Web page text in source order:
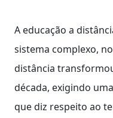
A educação a
sistema complexo,
distância
década, exigindo
que diz respeito ao